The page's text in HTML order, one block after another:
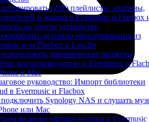
(ZIP) плейлисты, альбомы,
и жанры в Evermusic и Flacbox
на другое устройство
историю прослушивания из
или Flacbox в Last.fm
динамические виджеты
воспроизводится» в Evermusic и
и Mac
руководство: Импорт библиотеки
в Evermusic и Flacbox
Synology NAS и слушать
или Mac
офлайн-музыки в Evermusic